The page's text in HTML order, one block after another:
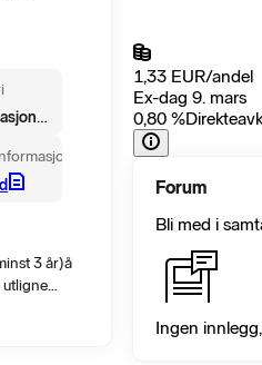
Kombinasjonsfond, EUR Moderat - Global
3 år)å
utligne
som er
1,33 EUR/andel
Ex-dag 9. mars
0,80 %
Forum
Bli med i
Ingen